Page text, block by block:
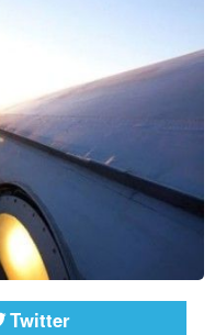
Twitter